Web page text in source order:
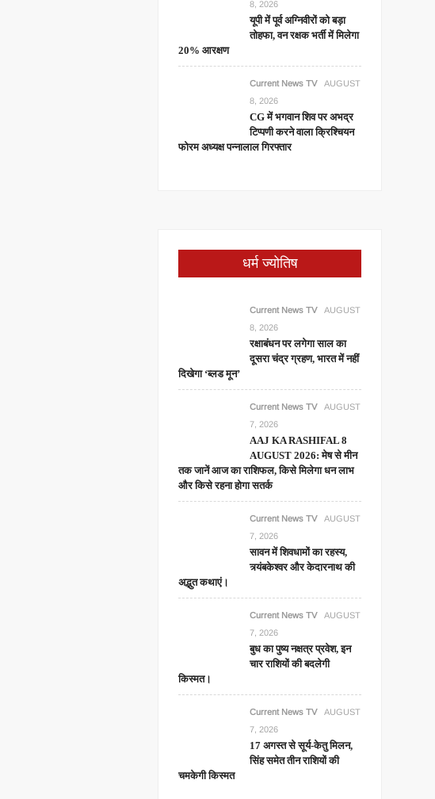
8, 2026
यूपी में पूर्व अग्निवीरों को बड़ा
तोहफा, वन रक्षक भर्ती में मिलेगा
20% आरक्षण
Current News TV
AUGUST
8, 2026
CG में भगवान शिव पर अभद्र
टिप्पणी करने वाला क्रिश्चियन
फोरम अध्यक्ष पन्नालाल गिरफ्तार
धर्म ज्योतिष
Current News TV
AUGUST
8, 2026
रक्षाबंधन पर लगेगा साल का
दूसरा चंद्र ग्रहण, भारत में नहीं
दिखेगा ‘ब्लड मून’
Current News TV
AUGUST
7, 2026
AAJ KA RASHIFAL 8
AUGUST 2026: मेष से मीन
तक जानें आज का राशिफल, किसे मिलेगा धन लाभ
और किसे रहना होगा सतर्क
Current News TV
AUGUST
7, 2026
सावन में शिवधामों का रहस्य,
त्र्यंबकेश्वर और केदारनाथ की
अद्भुत कथाएं।
Current News TV
AUGUST
7, 2026
बुध का पुष्य नक्षत्र प्रवेश, इन
चार राशियों की बदलेगी
किस्मत।
Current News TV
AUGUST
7, 2026
17 अगस्त से सूर्य-केतु मिलन,
सिंह समेत तीन राशियों की
चमकेगी किस्मत